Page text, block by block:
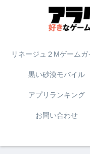
リネージュ２Mゲームガ
黒い砂漠モバイル
アプリランキング
お問い合わせ